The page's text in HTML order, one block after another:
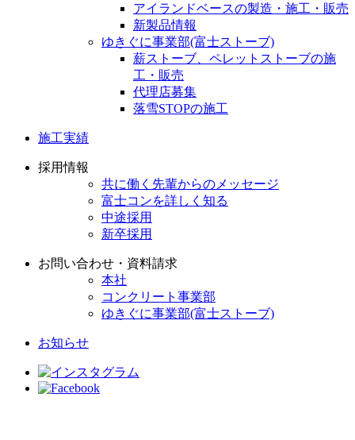
アイランドベースの製造・施工・販売
新製品情報
ゆきぐに事業部(富士ストーブ)
薪ストーブ、ペレットストーブの施
工・販売
代理店募集
落雪STOPの施工
施工実績
採用情報
共に働く先輩からのメッセージ
富士コンを詳しく知る
中途採用
新卒採用
お問い合わせ・資料請求
本社
コンクリート事業部
ゆきぐに事業部(富士ストーブ)
お知らせ